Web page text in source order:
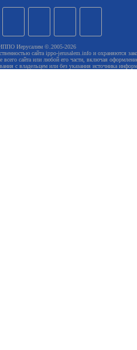
Иерусалим ©.2005-2026
сайта ippo-jerusalem.info и охраняются
сайта или любой его части, включая
с владельцем или без указания источника